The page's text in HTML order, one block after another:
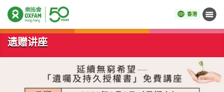
香港 菜单
开始主要内容
遗赠讲座